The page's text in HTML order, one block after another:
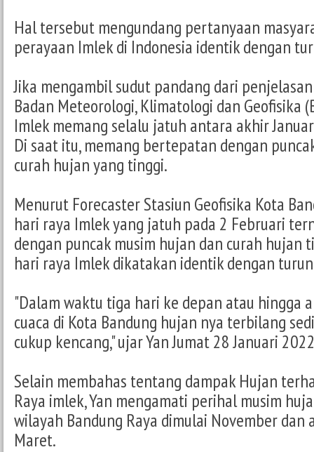
Hal tersebut mengundang pertanyaan
perayaan Imlek di Indonesia identik dengan
Jika mengambil sudut pandang dari
Badan Meteorologi, Klimatologi dan Geofisika
Imlek memang selalu jatuh antara akhir
Di saat itu, memang bertepatan dengan
curah hujan yang tinggi.
Menurut Forecaster Stasiun Geofisika Kota
hari raya Imlek yang jatuh pada 2 Februari
dengan puncak musim hujan dan curah hujan
hari raya Imlek dikatakan identik dengan
"Dalam waktu tiga hari ke depan atau hingga
cuaca di Kota Bandung hujan nya terbilang
cukup kencang," ujar Yan Jumat 28 Januari
Selain membahas tentang dampak Hujan
Raya imlek, Yan mengamati perihal musim
wilayah Bandung Raya dimulai November
Maret.